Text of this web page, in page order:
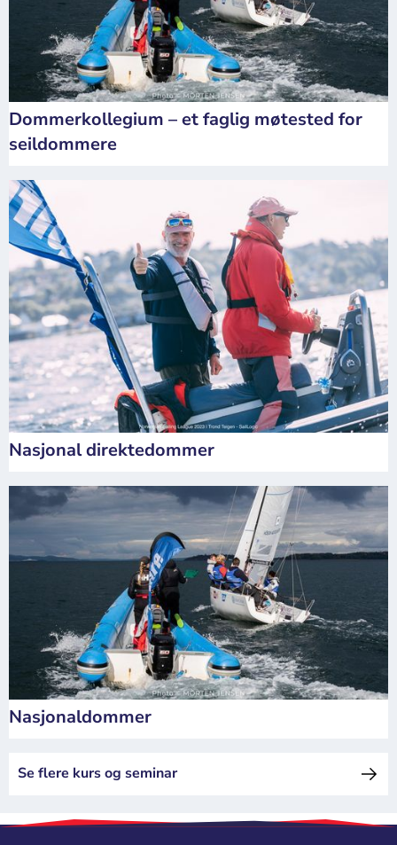
Dommerkollegium – et faglig møtested for
seildommere
Nasjonal direktedommer
Nasjonaldommer
Se flere kurs og seminar